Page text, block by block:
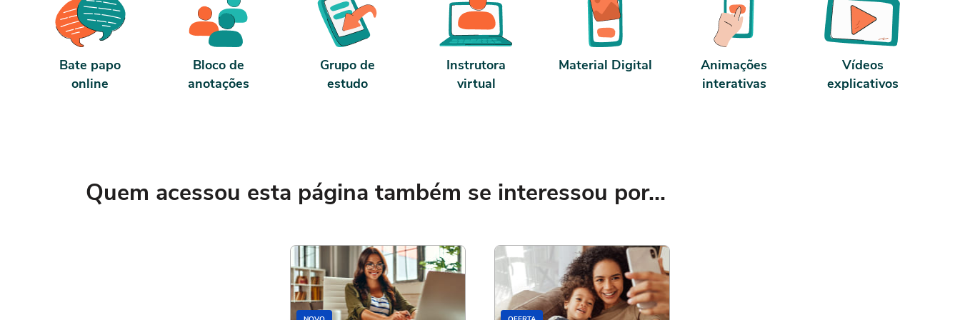
Bate papo
online
Bloco de
anotações
Grupo de
estudo
Instrutora
virtual
Material Digital
Animações
interativas
Vídeos
explicativos
Quem acessou esta página também se interessou por...